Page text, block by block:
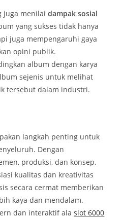
juga menilaidampak sosial
yang sukses tidak hanya
juga mempengaruhi gaya
opini publik.
album dengan karya
sejenis untuk melihat
tersebut dalam industri.
langkah penting untuk
Dengan
produksi, dan konsep,
kualitas dan kreativitas
secara cermat memberikan
kaya dan mendalam.
dan interaktif alaslot 6000